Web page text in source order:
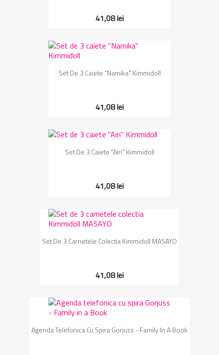
41,08 lei
Set De 3 Caiete "Namika" Kimmidoll
41,08 lei
Set De 3 Caiete "Airi" Kimmidoll
41,08 lei
Set De 3 Carnetele Colectia Kimmidoll MASAYO
41,08 lei
Agenda Telefonica Cu Spira Gorjuss - Family In A Book